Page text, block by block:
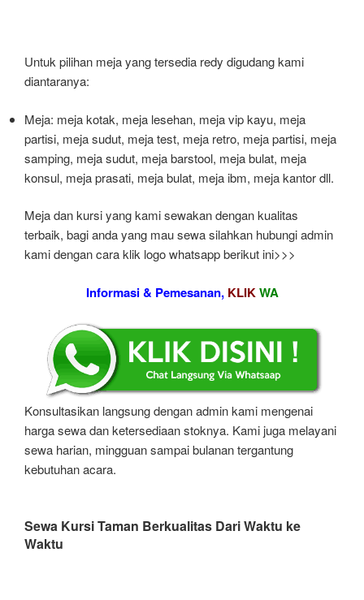
Untuk pilihan meja yang tersedia redy digudang kami
diantaranya:
Meja: meja kotak, meja lesehan, meja vip kayu, meja
partisi, meja sudut, meja test, meja retro, meja partisi, meja
samping, meja sudut, meja barstool, meja bulat, meja
konsul, meja prasati, meja bulat, meja ibm, meja kantor dll.
Meja dan kursi yang kami sewakan dengan kualitas
terbaik, bagi anda yang mau sewa silahkan hubungi admin
kami dengan cara klik logo whatsapp berikut ini>>>
Informasi & Pemesanan, KLIK WA
Konsultasikan langsung dengan admin kami mengenai
harga sewa dan ketersediaan stoknya. Kami juga melayani
sewa harian, mingguan sampai bulanan tergantung
kebutuhan acara.
Sewa Kursi Taman Berkualitas Dari Waktu ke
Waktu